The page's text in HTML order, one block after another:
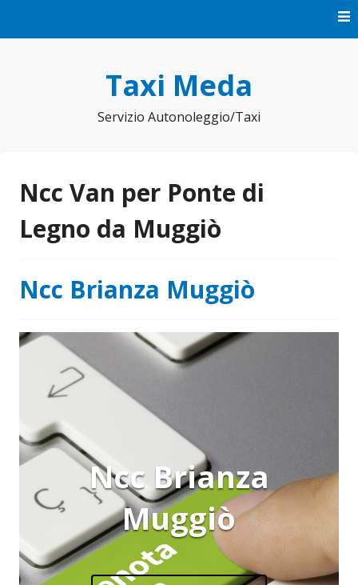
Taxi Meda
Servizio Autonoleggio/Taxi
Ncc Van per Ponte di
Legno da Muggiò
Ncc Brianza Muggiò
Ncc Brianza
Muggiò